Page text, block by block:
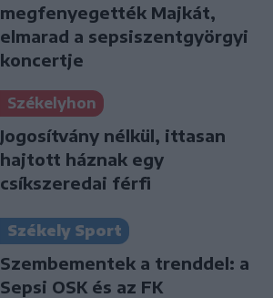
megfenyegették Majkát,
elmarad a sepsiszentgyörgyi
koncertje
Székelyhon
Jogosítvány nélkül, ittasan
hajtott háznak egy
csíkszeredai férfi
Székely Sport
Szembementek a trenddel: a
Sepsi OSK és az FK